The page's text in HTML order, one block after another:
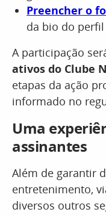
Preencher o
da bio do perfil
A participação
ativos do Clube
etapas da ação
informado no
Uma
assinantes
Além de garantir
entretenimento,
diversos outros